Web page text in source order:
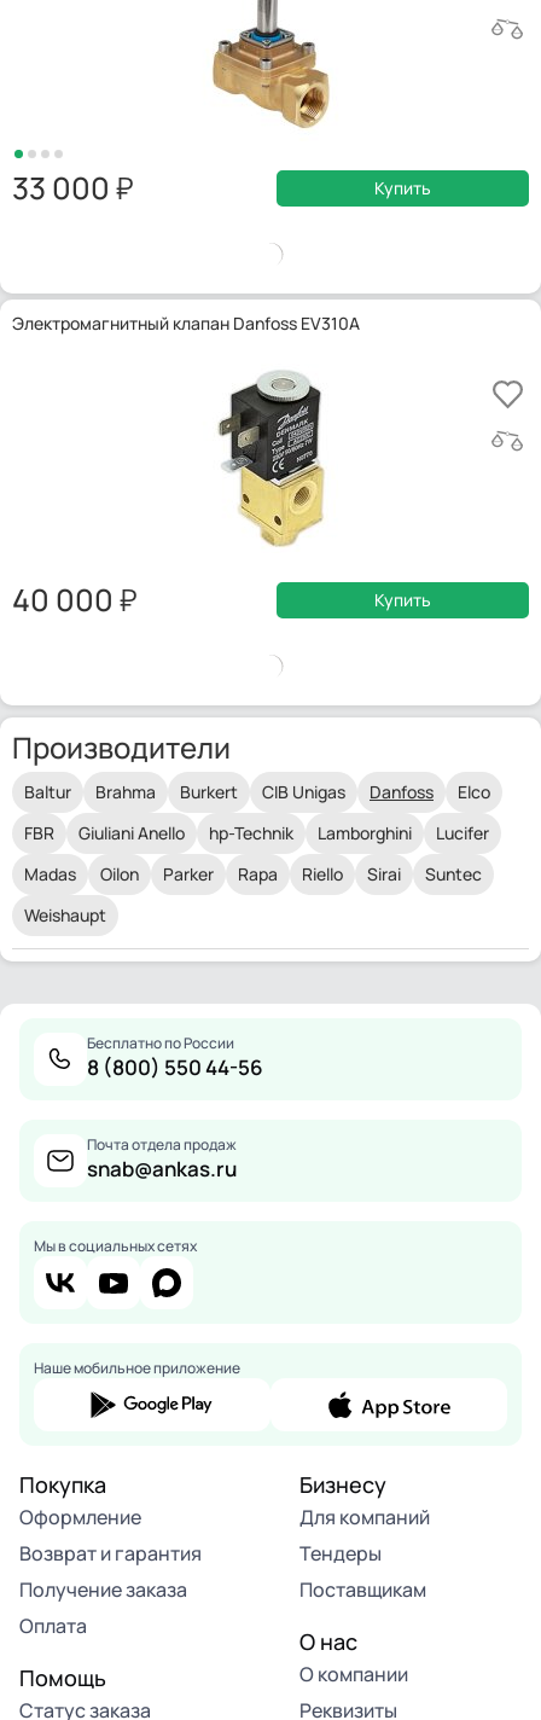
33 000 Купить
Электромагнитный клапан Danfoss EV310A
40 000 Купить
Производители
Baltur Brahma Burkert CIB Unigas Danfoss
Elco
FBR
Giuliani Anello hp-Technik Lamborghini
Lucifer
Madas
Oilon Parker Rapa Riello Sirai
Suntec
Weishaupt
Бесплатно по России
8 (800) 550 44-56
Почта отдела продаж
snab@ankas.ru
Мы в социальных сетях
Наше мобильное приложение
Покупка
Оформление
Возврат и гарантия
Получение заказа
Оплата
Помощь
Статус заказа
Бизнесу
Для компаний
Тендеры
Поставщикам
О нас
О компании
Реквизиты